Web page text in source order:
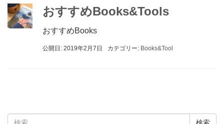
おすすめBooks&Tools
おすすめBooks
公開日: 2019年2月7日 カテゴリー: Books&Tool
検